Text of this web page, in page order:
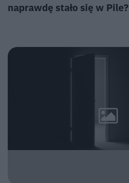
naprawdę stało się w Pile?